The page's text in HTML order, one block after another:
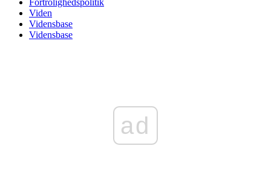
Fortrolighedspolitik
Viden
Vidensbase
Vidensbase
ad